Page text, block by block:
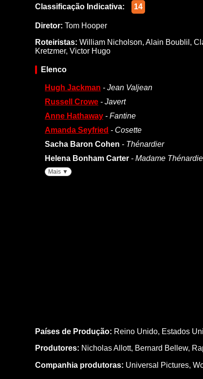
Classificação Indicativa: 14
Diretor: Tom Hooper
Roteiristas: William Nicholson, Alain Boublil ,
Kretzmer, Victor Hugo
Elenco
Hugh Jackman - Jean Valjean
Russell Crowe - Javert
Anne Hathaway - Fantine
Amanda Seyfried - Cosette
Sacha Baron Cohen - Thénardier
Helena Bonham Carter - Madame
Mais ▼
Países de Produção: Reino Unido, Estados
Produtores: Nicholas Allott, Bernard Bellew,
Companhia produtoras: Universal Pictures,